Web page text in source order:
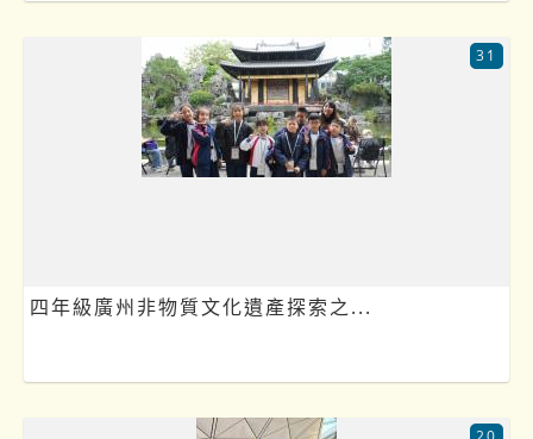
四年級廣州非物質文化遺產探索之...
31